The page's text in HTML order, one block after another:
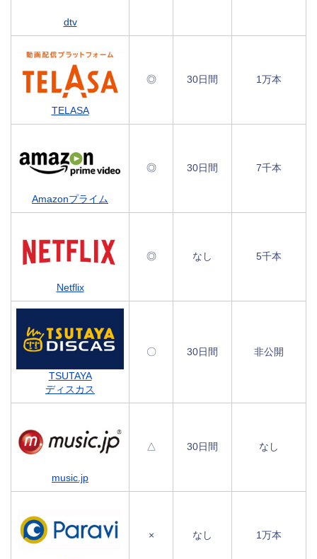
dtv
TELASA
◎ 30日間 1万本
Amazonプライム
◎ 30日間 7千本
Netflix
◎ なし 5千本
TSUTAYA
ディスカス
〇 30日間 非公開
music.jp
△ 30日間 なし
× なし 1万本